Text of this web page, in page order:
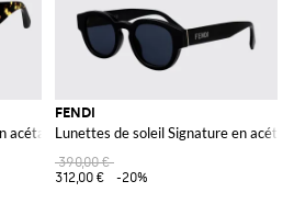
acétate
FENDI
Lunettes de soleil Signature en
390,00 €
312,00 €
-20%